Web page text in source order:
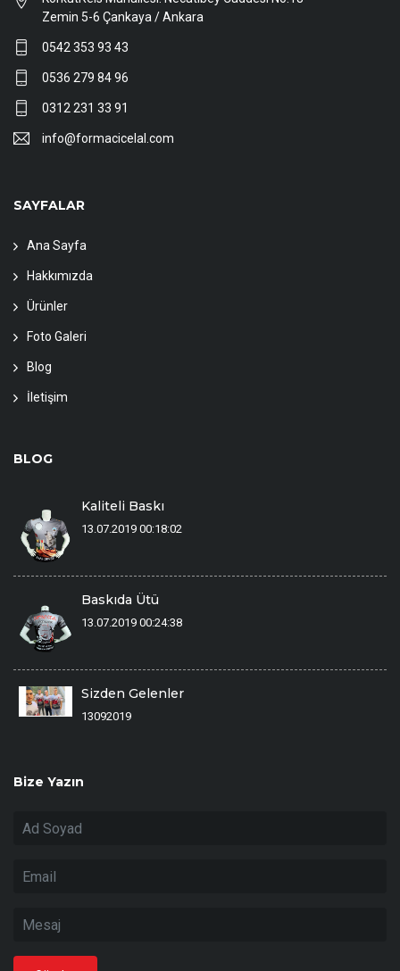
Zemin 5-6 Çankaya / Ankara
0542 353 93 43
0536 279 84 96
0312 231 33 91
info@formacicelal.com
SAYFALAR
Ana Sayfa
Hakkımızda
Ürünler
Foto Galeri
Blog
İletişim
BLOG
Kaliteli Baskı
13.07.2019 00:18:02
Baskıda Ütü
13.07.2019 00:24:38
Sizden Gelenler
13092019
Bize Yazın